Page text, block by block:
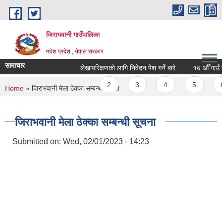
Skip to main content
जिराभवानी गाउँपालिका
मधेश प्रदेश , नेपाल सरकार
सामाचार लेखापरिक्षणको लागि निवेदन पेश गर्ने बारे १७ औँ गाउँ
Pages
1 2
You are here
Home » जिराभवानी मेला ठेक्का सम्बन्धी सूचना
जिराभवानी मेला ठेक्का सम्बन्धी सूचना
Submitted on: Wed, 02/01/2023 - 14:23